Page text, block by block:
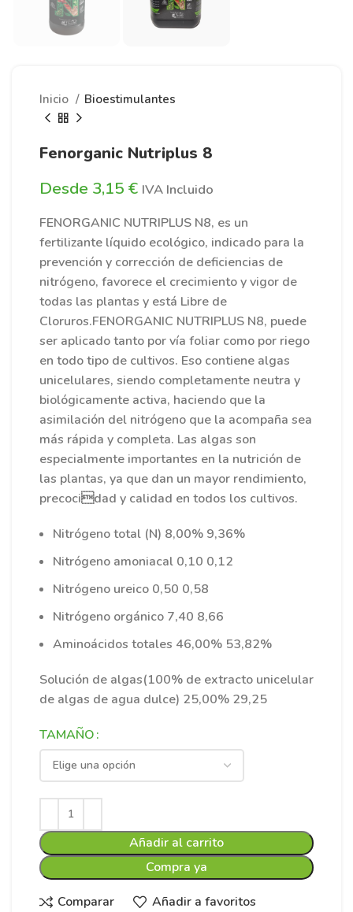
Inicio Bioestimulantes
Fenorganic Nutriplus 8
3,15 €
FENORGANIC NUTRIPLUS N8, es un
fertilizante líquido ecológico, indicado para la
prevención y corrección de deficiencias de
nitrógeno, favorece el crecimiento y vigor de
todas las plantas y está Libre de
Cloruros.FENORGANIC NUTRIPLUS N8, puede
ser aplicado tanto por vía foliar como por riego
en todo tipo de cultivos. Eso contiene algas
unicelulares, siendo completamente neutra y
biológicamente activa, haciendo que la
asimilación del nitrógeno que la acompaña sea
más rápida y completa. Las algas son
especialmente importantes en la nutrición de
las plantas, ya que dan un mayor rendimiento,
precocidad y calidad en todos los cultivos.
Nitrógeno total (N) 8,00% 9,36%
Nitrógeno amoniacal 0,10 0,12
Nitrógeno ureico 0,50 0,58
Nitrógeno orgánico 7,40 8,66
Aminoácidos totales 46,00% 53,82%
Solución de algas(100% de extracto unicelular
de algas de agua dulce) 25,00% 29,25
TAMAÑO
Añadir al carrito
Compra ya
Comparar Añadir a favoritos